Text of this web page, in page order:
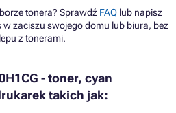
tonera? Sprawdź FAQ lub napisz
zaciszu swojego domu lub biura, bez
z tonerami.
- toner, cyan
takich jak: